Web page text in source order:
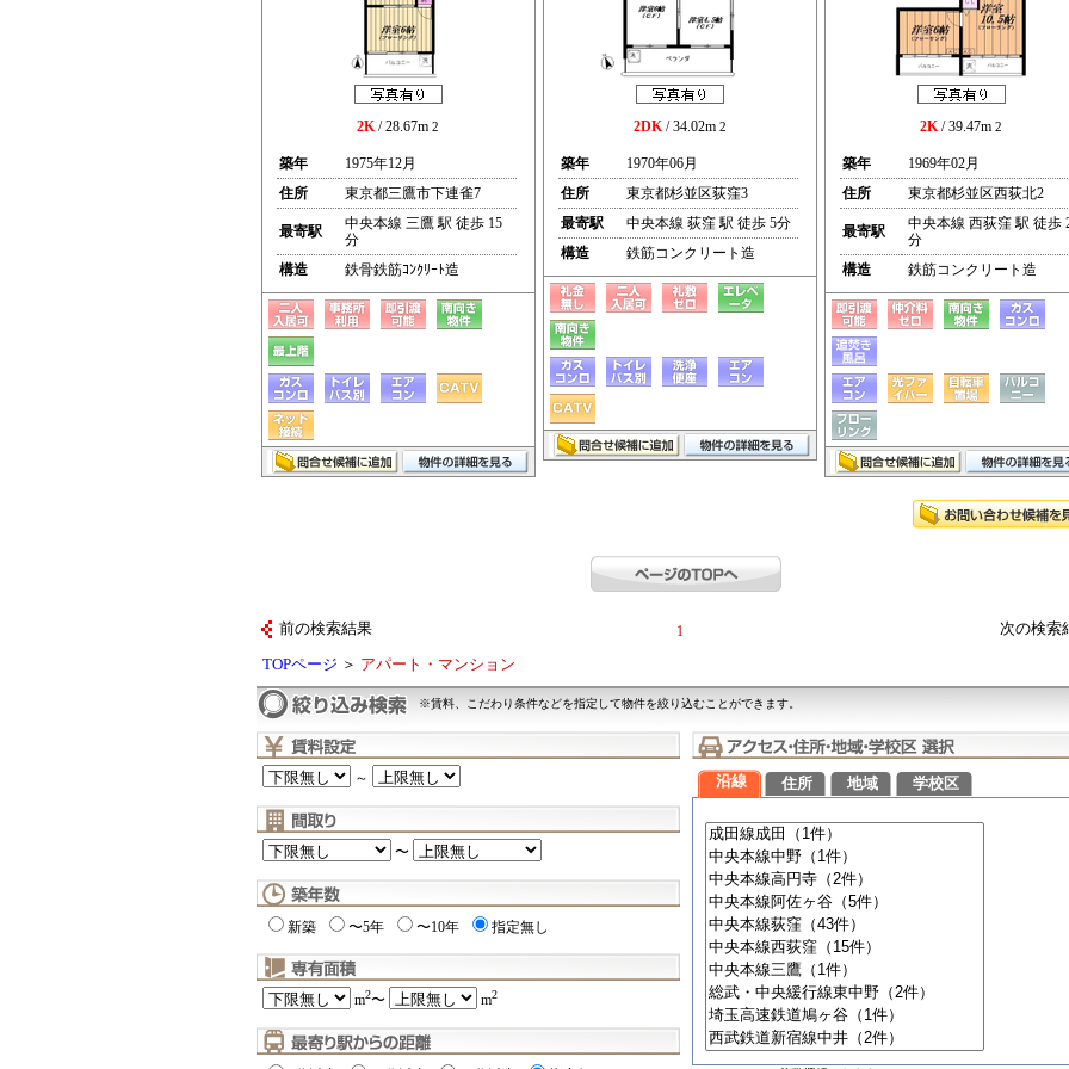
2K/ 28.67m 2
築年
1975年12月
住所
東京都三鷹市下連雀7
最寄駅
中央本線 三鷹 駅 徒歩 15
分
構造
鉄骨鉄筋ｺﾝｸﾘｰﾄ造
2DK/ 34.02m 2
築年
1970年06月
住所
東京都杉並区荻窪3
最寄駅
中央本線 荻窪 駅 徒歩 5分
構造
鉄筋コンクリート造
2K/ 39.47m 2
築年
1969年02月
住所
東京都杉並区西荻北2
最寄駅
中央本線 西荻窪 駅 徒歩
分
構造
鉄筋コンクリート造
前の検索結果 1 次の検
TOPページ ＞ アパート・マンション
※賃料、こだわり条件などを指定して物件を絞り込むことができます。
～
〜
新築 〜5年 〜10年 指定無し
m2〜 m2
沿線 住所 地域 学校区